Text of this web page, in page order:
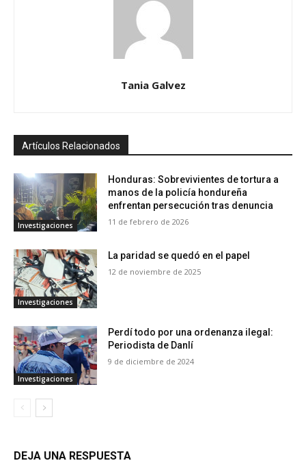
Tania Galvez
Artículos Relacionados
Investigaciones
Honduras: Sobrevivientes de tortura a
manos de la policía hondureña
enfrentan persecución tras denuncia
11 de febrero de 2026
Investigaciones
La paridad se quedó en el papel
12 de noviembre de 2025
Investigaciones
Perdí todo por una ordenanza ilegal:
Periodista de Danlí
9 de diciembre de 2024
DEJA UNA RESPUESTA